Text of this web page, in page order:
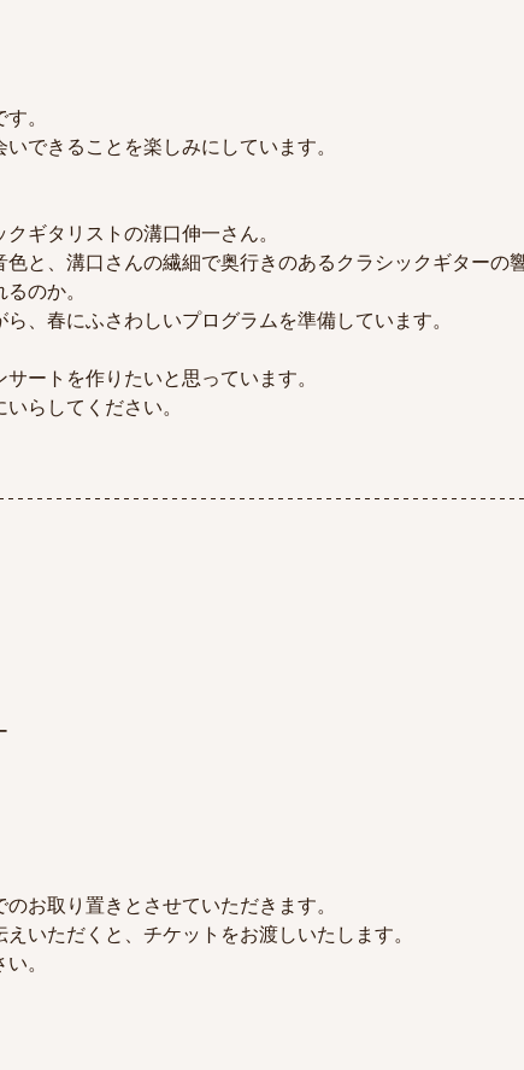
。
できることを楽しみにしています。
ギタリストの溝口伸一さん。
と、溝口さんの繊細で奥行きのあるクラシックギターの
のか。
、春にふさわしいプログラムを準備しています。
ートを作りたいと思っています。
らしてください。
お取り置きとさせていただきます。
いただくと、チケットをお渡しいたします。
。